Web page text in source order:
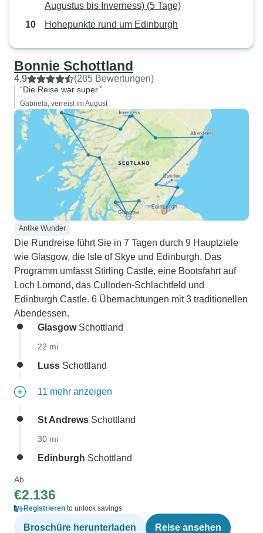
Augustus bis Inverness) (5 Tage)
Hohepunkte rund um Edinburgh
Bonnie Schottland
4,9 (285 Bewertungen)
“Die Reise war super.”
Gabriela, verreist im August
Antike Wunder
Die Rundreise führt Sie in 7 Tagen durch 9 Hauptziele
wie Glasgow, die Isle of Skye und Edinburgh. Das
Programm umfasst Stirling Castle, eine Bootsfahrt auf
Loch Lomond, das Culloden-Schlachtfeld und
Edinburgh Castle. 6 Übernachtungen mit 3 traditionellen
Abendessen.
GlasgowSchottland
22 mi
Luss Schottland
11 mehr anzeigen
St Andrews Schottland
30 mi
Edinburgh Schottland
Ab
€2.136
Registrieren to unlock savings
Broschüre herunterladen Reise ansehen